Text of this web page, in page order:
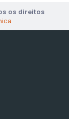
os direitos